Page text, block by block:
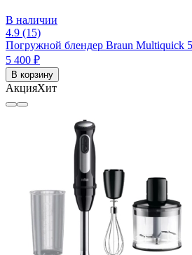
В наличии
4.9 (15)
Погружной блендер Braun Multiquick
5 400 ₽
В корзину
АкцияХит